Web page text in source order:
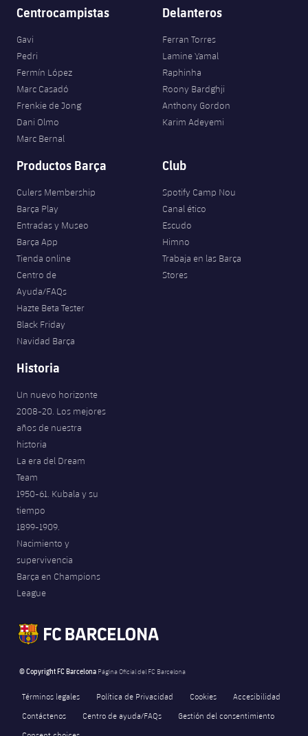
Centrocampistas
Gavi
Pedri
Fermín López
Marc Casadó
Frenkie de Jong
Dani Olmo
Marc Bernal
Delanteros
Ferran Torres
Lamine Yamal
Raphinha
Roony Bardghji
Anthony Gordon
Karim Adeyemi
Productos Barça
Culers Membership
Barça Play
Entradas y Museo
Barça App
Tienda online
Centro de
Ayuda/FAQs
Hazte Beta Tester
Black Friday
Navidad Barça
Club
Spotify Camp Nou
Canal ético
Escudo
Himno
Trabaja en las Barça
Stores
Historia
Un nuevo horizonte
2008-20. Los mejores
años de nuestra
historia
La era del Dream
Team
1950-61. Kubala y su
tiempo
1899-1909.
Nacimiento y
supervivencia
Barça en Champions
League
© Copyright FC Barcelona Página Oficial del FC Barcelona
Términos legales Política de Privacidad Cookies
Accesibilidad
Contáctenos
Centro de ayuda/FAQs
Gestión del consentimiento